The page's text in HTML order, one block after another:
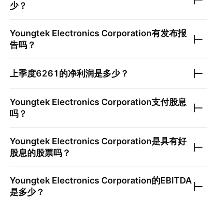
少？
Youngtek Electronics Corporation有发布报
告吗？
上季度6261的净利润是多少？
Youngtek Electronics Corporation支付股息
吗？
Youngtek Electronics Corporation是具有好
股息的股票吗？
Youngtek Electronics Corporation的EBITDA
是多少？